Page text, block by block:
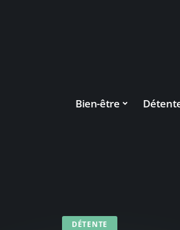
Bien-être
DÉTENTE